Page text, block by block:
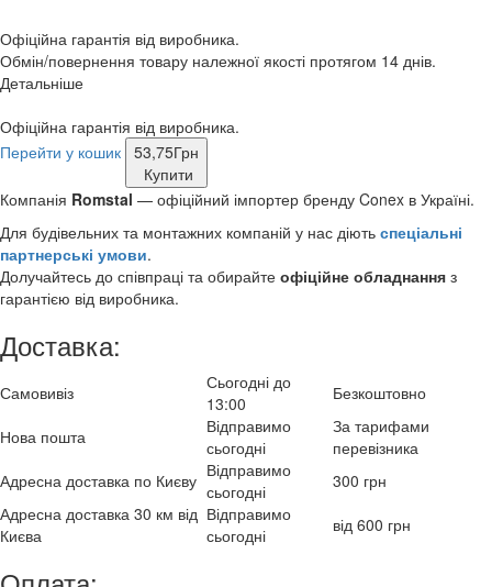
Офіційна гарантія від виробника.
Обмін/повернення товару належної якості протягом 14 днів.
Детальніше
Офіційна гарантія від виробника.
Перейти у кошик 53,75Грн
Купити
Компанія Romstal — офіційний імпортер бренду Conex в Україні.
Для будівельних та монтажних компаній у нас діють спеціальні
партнерські умови.
Долучайтесь до співпраці та обирайте офіційне обладнання з
гарантією від виробника.
Доставка:
Самовивіз
Сьогодні до
13:00
Безкоштовно
Нова пошта
Відправимо
сьогодні
За тарифами
перевізника
Адресна доставка по Києву Відправимо
сьогодні
300 грн
Адресна доставка 30 км від
Києва
Відправимо
сьогодні
від 600 грн